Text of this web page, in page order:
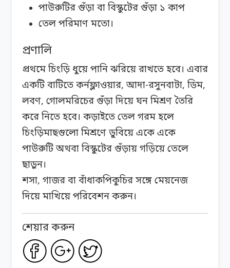
পাউরুটির গুঁড়া বা বিস্কুটের গুঁড়া ১ কাপ
তেল পরিমাণ মতো।
প্রণালি
প্রথমে চিংড়ি ধুয়ে পানি ঝরিয়ে রাখতে হবে। এবার
একটি বাটিতে কর্নফ্লাওয়ার, আদা-রসুনবাটা, ডিম,
লবণ, গোলমরিচের গুঁড়া দিয়ে ঘন মিশ্রণ তৈরি
করে নিতে হবে। কড়াইতে তেল গরম হলে
চিংড়িমাছগুলো মিশ্রণে ডুবিয়ে একে একে
পাউরুটি অথবা বিস্কুটের গুঁড়ায় গড়িয়ে তেলে
ছাড়ুন।
শসা, গাজর বা বাঁধাকপিকুচির সঙ্গে মেয়নেজ
দিয়ে মাখিয়ে পরিবেশন করুন।
শেয়ার করুন